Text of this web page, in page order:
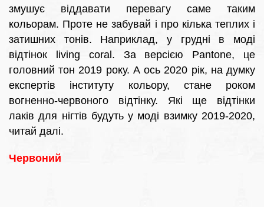
змушує віддавати перевагу саме таким
кольорам. Проте не забувай і про кілька теплих і
затишних тонів. Наприклад, у грудні в моді
відтінок living coral. За версією Pantone, це
головний тон 2019 року. А ось 2020 рік, на думку
експертів інституту кольору, стане роком
вогненно-червоного відтінку. Які ще відтінки
лаків для нігтів будуть у моді взимку 2019-2020,
читай далі.
Червоний